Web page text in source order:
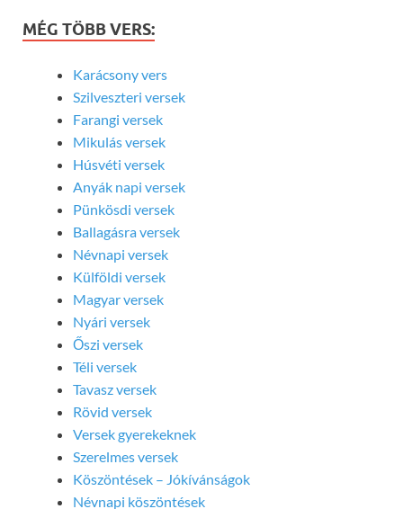
MÉG TÖBB VERS:
Karácsony vers
Szilveszteri versek
Farangi versek
Mikulás versek
Húsvéti versek
Anyák napi versek
Pünkösdi versek
Ballagásra versek
Névnapi versek
Külföldi versek
Magyar versek
Nyári versek
Őszi versek
Téli versek
Tavasz versek
Rövid versek
Versek gyerekeknek
Szerelmes versek
Köszöntések – Jókívánságok
Névnapi köszöntések